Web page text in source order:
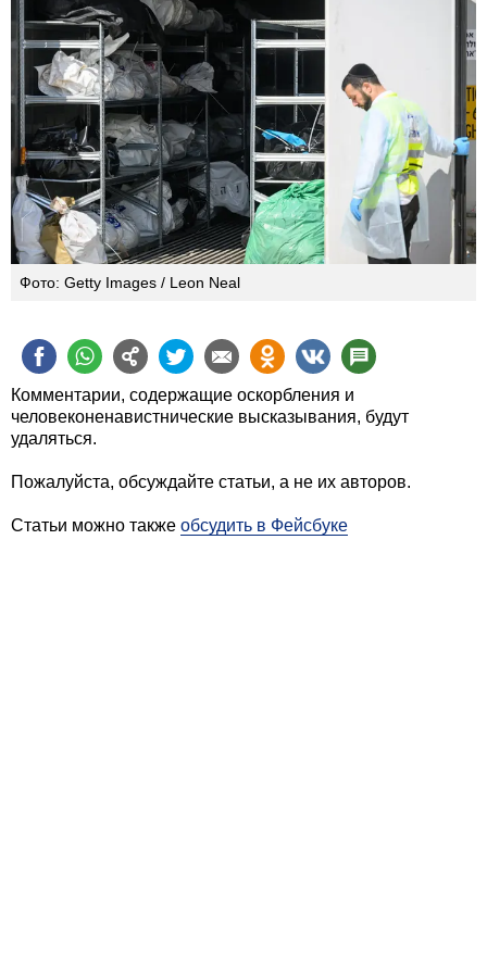
Фото: Getty Images / Leon Neal
Комментарии, содержащие оскорбления и
человеконенавистнические высказывания, будут
удаляться.
Пожалуйста, обсуждайте статьи, а не их авторов.
Статьи можно также обсудить в Фейсбуке